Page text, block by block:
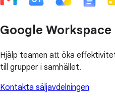
Google
Hjälp teamen att öka
till grupper i samhället.
Kontakta säljavdelningen